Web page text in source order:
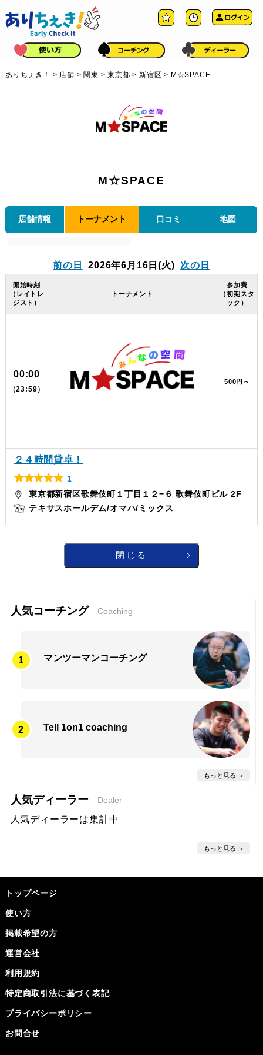
ありちぇき！ > 店舗 > 関東 >東京都 >新宿区 > M☆SPACE
M☆SPACE
店舗情報 トーナメント 口コミ 地図
前の日 2026年6月16日(火) 次の日
開始時刻
（レイトレ
ジスト）
トーナメント
参加費
（初期スタ
ック）
00:00
（23:59）
500円～
２４時間貸卓！
R
a
t
f
1
東京都新宿区歌舞伎町１丁目１２−６ 歌舞伎町ビル 2F
テキサスホールデム オマハ ミックス
閉じる
人気コーチング Coaching
マンツーマンコーチング
Tell 1on1 coaching
もっと見る
人気ディーラー Dealer
人気ディーラーは集計中
もっと見る
トップページ
使い方
掲載希望の方
運営会社
利用規約
特定商取引法に基づく表記
プライバシーポリシー
お問合せ